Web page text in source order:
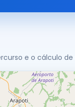
e o cálculo